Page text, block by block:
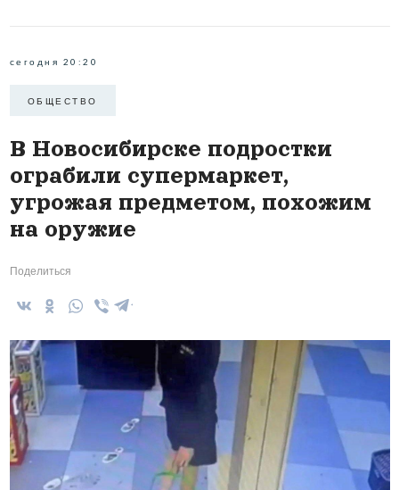
сегодня 20:20
ОБЩЕСТВО
В Новосибирске подростки
ограбили супермаркет,
угрожая предметом, похожим
на оружие
Поделиться